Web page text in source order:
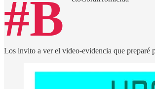
#B
Los invito a ver el video-evidencia que preparé